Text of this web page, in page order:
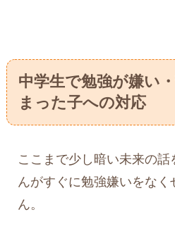
中学生で勉強が嫌い
まった子への対応
ここまで少し暗い未来の話
んがすぐに勉強嫌いをな
ん。